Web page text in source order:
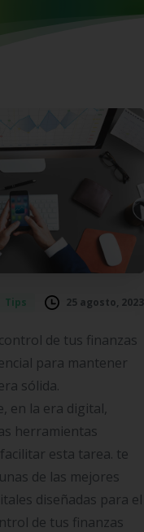
Tips 25 agosto, 2023
de tus finanzas
para mantener
sólida.
en la era digital,
herramientas
esta tarea. te
de las mejores
diseñadas para el
de tus finanzas